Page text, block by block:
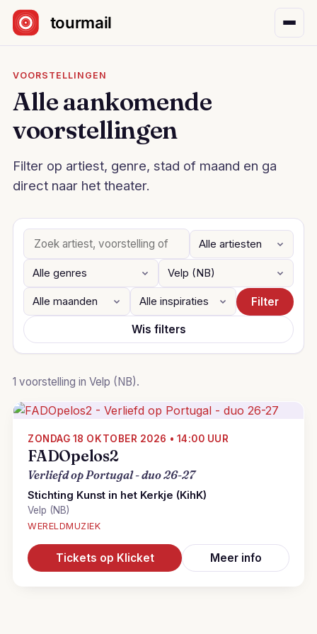
Sla navigatie over
VOORSTELLINGEN
Alle aankomende
voorstellingen
Filter op artiest, genre, stad of maand en ga
direct naar het theater.
Filter
Wis filters
1 voorstelling in Velp (NB).
ZONDAG 18 OKTOBER 2026 • 14:00 UUR
FADOpelos2
Verliefd op Portugal - duo 26-27
Stichting Kunst in het Kerkje (KihK)
Velp (NB)
WERELDMUZIEK
Tickets op Klicket Meer info